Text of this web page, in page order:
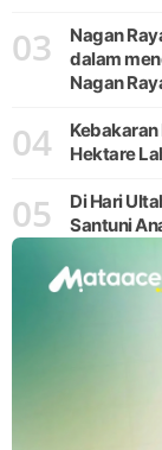
03
Nagan
dalam
Nagan
04
Kebakaran
Hektare
05
Di Hari
Santuni